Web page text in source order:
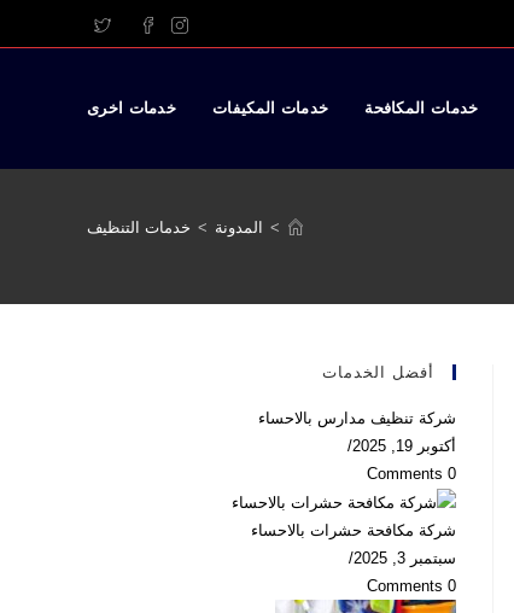
خدمات المكافحة خدمات المكيفات خدمات اخرى
> المدونة > خدمات التنظيف
أفضل الخدمات
شركة تنظيف مدارس بالاحساء
أكتوبر 19, 2025
/
0 Comments
شركة مكافحة حشرات بالاحساء
سبتمبر 3, 2025
/
0 Comments